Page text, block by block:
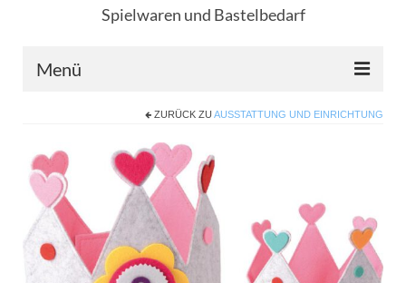
Spielwaren und Bastelbedarf
Menü
Zahlungsarten
Versandarten
Kisus Katalog anfordern
Newsletter
ZURÜCK ZU AUSSTATTUNG UND EINRICHTUNG